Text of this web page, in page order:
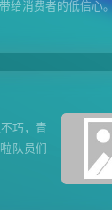
给消费者的低信心。
巧，青
队员们